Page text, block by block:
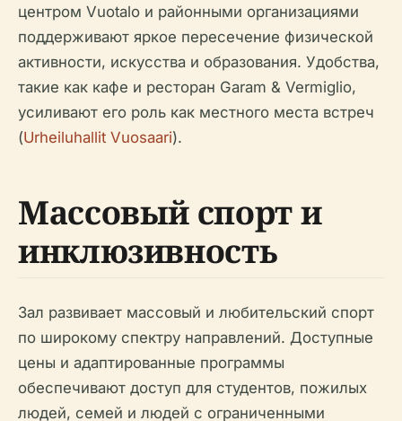
центром Vuotalo и районными организациями
поддерживают яркое пересечение физической
активности, искусства и образования. Удобства,
такие как кафе и ресторан Garam & Vermiglio,
усиливают его роль как местного места встреч
(Urheiluhallit Vuosaari).
Массовый спорт и
инклюзивность
Зал развивает массовый и любительский спорт
по широкому спектру направлений. Доступные
цены и адаптированные программы
обеспечивают доступ для студентов, пожилых
людей, семей и людей с ограниченными